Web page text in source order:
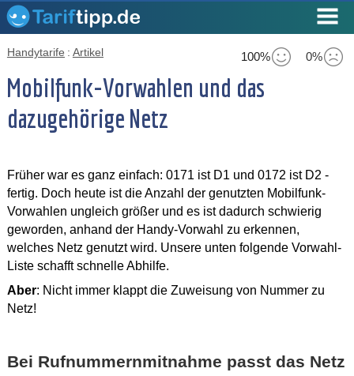
100% 0%
Handytarife : Artikel
Mobilfunk-Vorwahlen und das
dazugehörige Netz
Früher war es ganz einfach: 0171 ist D1 und 0172 ist D2 -
fertig. Doch heute ist die Anzahl der genutzten Mobilfunk-
Vorwahlen ungleich größer und es ist dadurch schwierig
geworden, anhand der Handy-Vorwahl zu erkennen,
welches Netz genutzt wird. Unsere unten folgende Vorwahl-
Liste schafft schnelle Abhilfe.
Aber: Nicht immer klappt die Zuweisung von Nummer zu
Netz!
Bei Rufnummernmitnahme passt das Netz